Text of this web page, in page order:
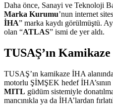
Daha önce, Sanayi ve Teknoloji
Marka Kurumu’nun internet
İHA” marka kaydı görülmüştü.
olan “ATLAS” ismi de yer aldı.
TUSAŞ’ın
TUSAŞ’ın kamikaze İHA
motorlu ŞİMŞEK hedef İHA’sının
MITL güdüm sistemiyle
mancınıkla ya da İHA’lardan